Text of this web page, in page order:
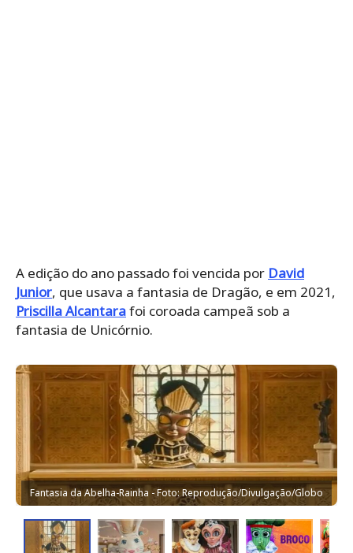
A edição do ano passado foi vencida por David
Junior, que usava a fantasia de Dragão, e em 2021,
Priscilla Alcantarafoi coroada campeã sob a
fantasia de Unicórnio.
Fantasia da Abelha-Rainha - Foto: Reprodução/Divulgação/Globo